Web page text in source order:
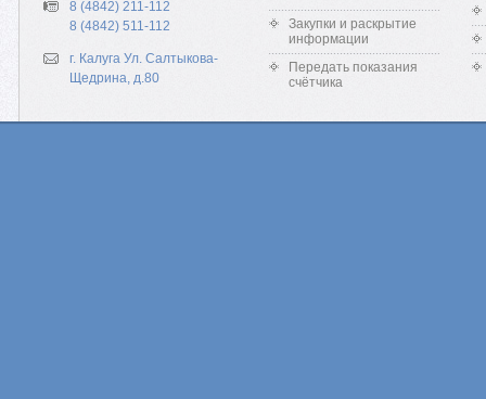
8 (4842) 211-112
8 (4842) 511-112
г. Калуга Ул. Салтыкова-
Щедрина, д.80
Закупки и раскрытие
информации
Передать показания
счётчика